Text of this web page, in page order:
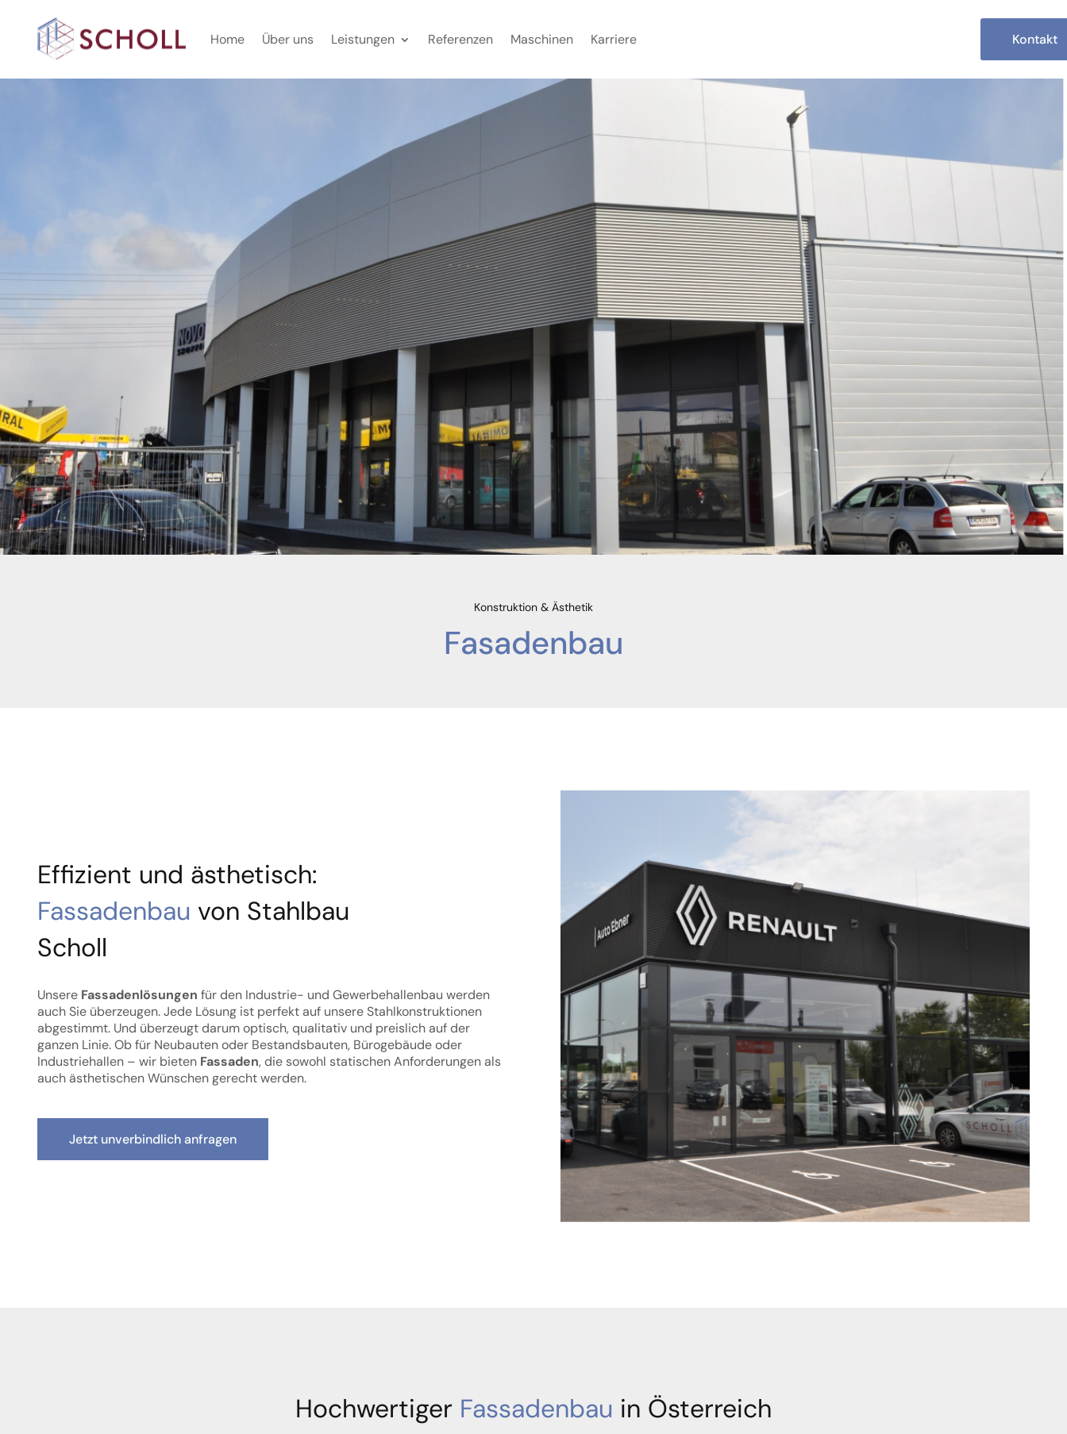
Home Über uns Leistungen Referenzen Maschinen Karriere Kontakt
Konstruktion & Ästhetik
Fasadenbau
Effizient und ästhetisch:
Fassadenbau von Stahlbau
Scholl
Unsere Fassadenlösungen für den Industrie- und Gewerbehallenbau werden
auch Sie überzeugen. Jede Lösung ist perfekt auf unsere Stahlkonstruktionen
abgestimmt. Und überzeugt darum optisch, qualitativ und preislich auf der
ganzen Linie. Ob für Neubauten oder Bestandsbauten, Bürogebäude oder
Industriehallen – wir bieten Fassaden, die sowohl statischen Anforderungen als
auch ästhetischen Wünschen gerecht werden.
Jetzt unverbindlich anfragen
Hochwertiger Fassadenbau in Österreich